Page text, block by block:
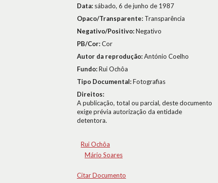
Data: sábado, 6 de junho de 1987
Opaco/Transparente: Transparência
Negativo/Positivo:Negativo
PB/Cor:Cor
Autor da reprodução:António Coelho
Fundo:Rui Ochôa
Tipo Documental:Fotografias
Direitos:
A publicação, total ou parcial, deste documento
exige prévia autorização da entidade
detentora.
Rui Ochôa
Mário Soares
Citar Documento